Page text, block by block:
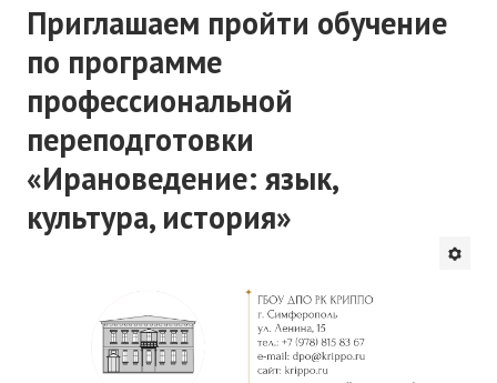
Приглашаем пройти обучение
по программе
профессиональной
переподготовки
«Ирановедение: язык,
культура, история»